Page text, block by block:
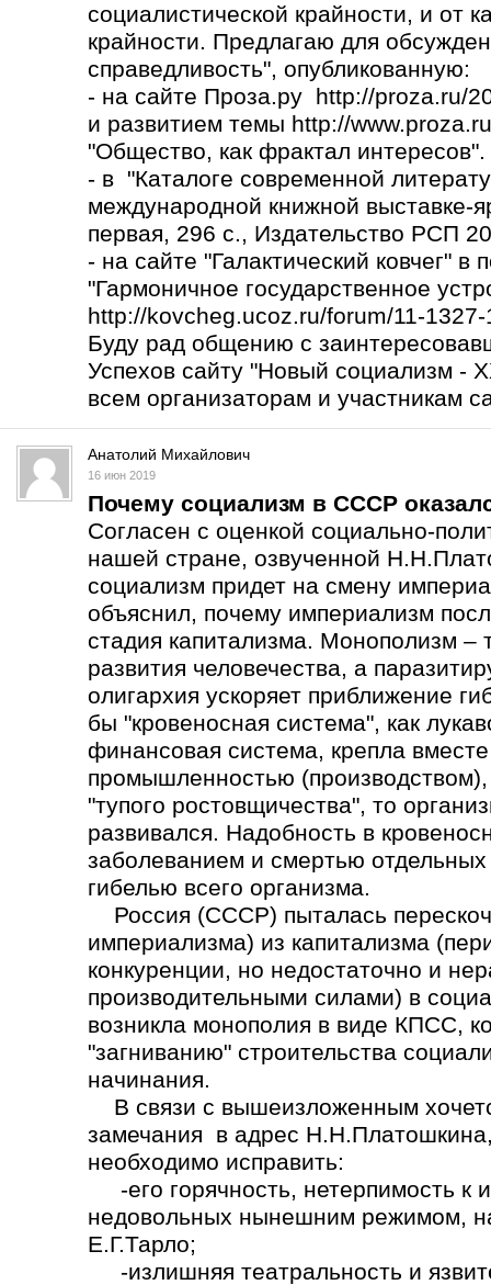
социалистической крайности, и от
крайности. Предлагаю для
справедливость", опубликованную:
- на сайте Проза.ру http://proza.ru/
и развитием темы http://
"Общество, как фрактал интересов".
- в "Каталоге современной
международной книжной выставке-
первая, 296 с., Издательство РСП
- на сайте "Галактический ковчег" в
"Гармоничное государственное
http://kovcheg.ucoz.ru/forum/11-
Буду рад общению с
Успехов сайту "Новый социализм -
всем организаторам и участникам
Анатолий Михайлович
16 июн 2019
Почему социализм в СССР
Согласен с оценкой социально-
нашей стране, озвученной
социализм придет на смену
объяснил, почему империализм
стадия капитализма. Монополизм –
развития человечества, а
олигархия ускоряет приближение
бы "кровеносная система", как
финансовая система, крепла
промышленностью (производством),
"тупого ростовщичества", то
развивался. Надобность в
заболеванием и смертью отдельных
гибелью всего организма.
Россия (СССР) пыталась
империализма) из капитализма
конкуренции, но недостаточно и
производительными силами) в
возникла монополия в виде КПСС,
"загниванию" строительства
начинания.
В связи с вышеизложенным
замечания в адрес
необходимо исправить:
-его горячность, нетерпимость
недовольных нынешним режимом,
Е.Г.Тарло;
-излишняя театральность и